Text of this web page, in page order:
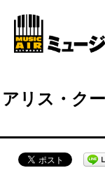
アリス・ク